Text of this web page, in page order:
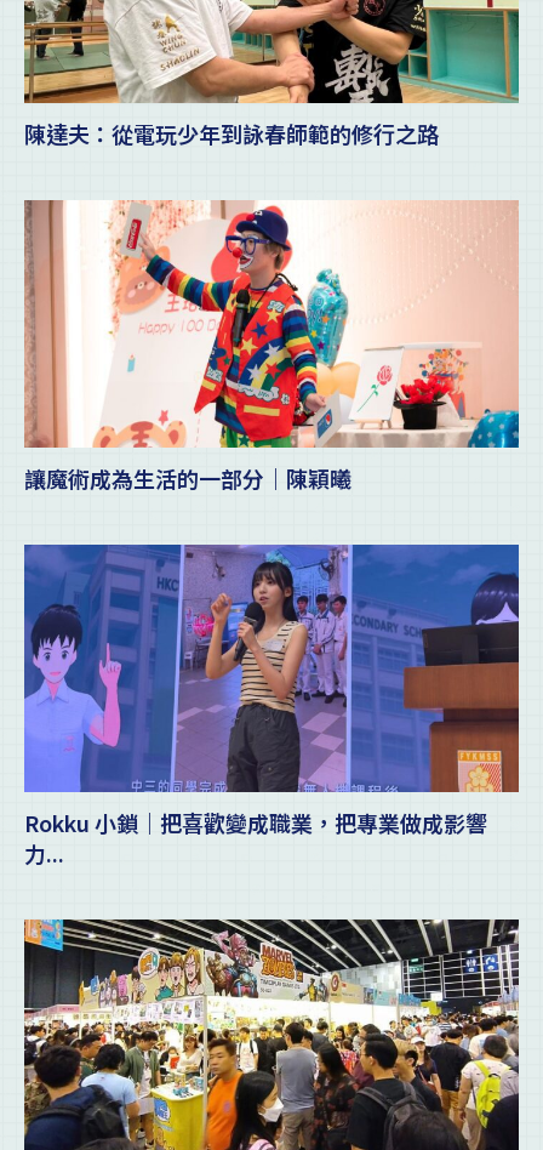
陳達夫：從電玩少年到詠春師範的修行之路
讓魔術成為生活的一部分｜陳穎曦
Rokku 小鎖｜把喜歡變成職業，把專業做成影響
力...